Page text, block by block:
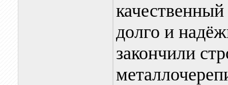
долго и
закончили